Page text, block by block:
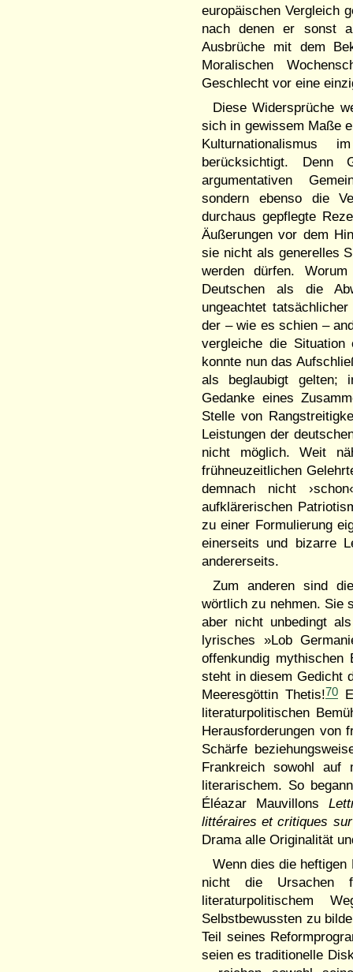
europäischen Vergleich
nach denen er sonst
Ausbrüche mit dem
Moralischen
Geschlecht vor eine
Diese Widersprüche
sich in gewissem Maße
Kulturnationalismus
berücksichtigt.
argumentativen
sondern ebenso die
durchaus gepflegte
Äußerungen vor dem
sie nicht als generelles
werden dürfen.
Deutschen als die
ungeachtet
der – wie es schien –
vergleiche die
konnte nun das
als beglaubigt gelten;
Gedanke eines
Stelle von
Leistungen der
nicht möglich. Weit
frühneuzeitlichen
demnach nicht
aufklärerischen
zu einer Formulierung
einerseits und bizarre
andererseits.
Zum anderen sind
wörtlich zu nehmen. Sie
aber nicht unbedingt
lyrisches »Lob
offenkundig mythischen
steht in diesem Gedicht
Meeresgöttin Thetis!70
literaturpolitischen
Herausforderungen von
Schärfe
Frankreich sowohl auf
literarischem. So
Éléazar Mauvillons
littéraires et critiques
Drama alle Originalität
Wenn dies die
nicht die Ursachen
literaturpolitischem
Selbstbewussten zu
Teil seines
seien es traditionelle